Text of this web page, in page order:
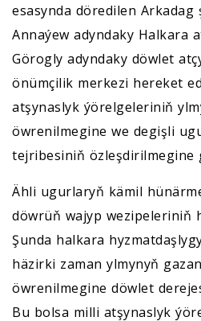
esasynda döredilen Arkadag
Annaýew adyndaky Halkara
Görogly adyndaky döwlet
önümçilik merkezi hereket
atşynaslyk ýörelgeleriniň
öwrenilmegine we degişli
tejribesiniň özleşdirilmegine
Ähli ugurlaryň kämil
döwrüň wajyp wezipeleriniň
Şunda halkara
häzirki zaman ylmynyň
öwrenilmegine döwlet
Bu bolsa milli atşynaslyk